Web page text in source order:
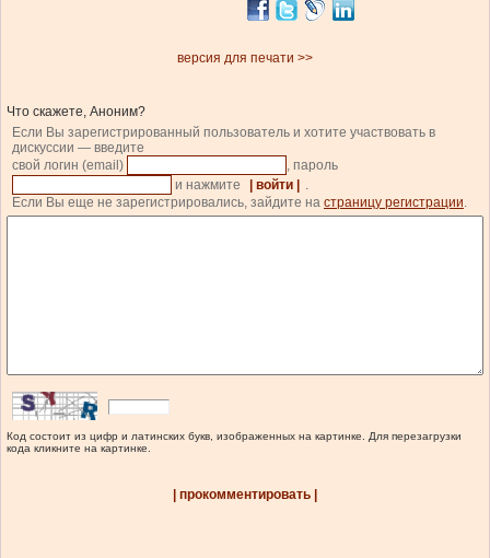
версия для печати >>
Что скажете, Аноним?
Если Вы зарегистрированный пользователь и хотите участвовать в
дискуссии — введите
свой логин (email)
, пароль
и нажмите
| войти |
.
Если Вы еще не зарегистрировались, зайдите на страницу регистрации.
Код состоит из цифр и латинских букв, изображенных на картинке. Для перезагрузки
кода кликните на картинке.
| прокомментировать |